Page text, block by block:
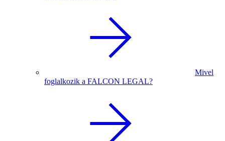
Mivel
foglalkozik a FALCON LEGAL?